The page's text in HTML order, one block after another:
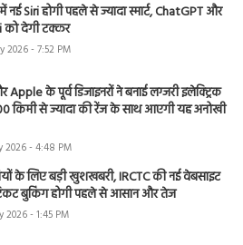
नई Siri होगी पहले से ज्यादा स्मार्ट, ChatGPT और
को देगी टक्कर
2026 - 7:52 PM
के पूर्व डिजाइनरों ने बनाई लग्जरी इलेक्ट्रिक
किमी से ज्यादा की रेंज के साथ आएगी यह अनोखी
2026 - 4:48 PM
के लिए बड़ी खुशखबरी, IRCTC की नई वेबसाइट
बुकिंग होगी पहले से आसान और तेज
2026 - 1:45 PM